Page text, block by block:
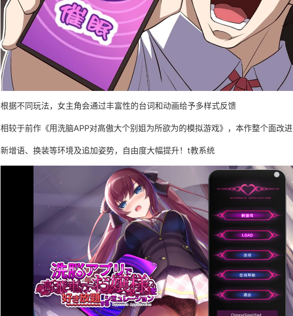
根据不同玩法，女主角会通过丰富性的台词和动画给予多样式反馈
相较于前作《用洗脑APP对高傲大个别姐为所欲为的模拟游戏》，本作整个面改
新增语、换装等环境及追加姿势，自由度大幅提升！t教系统